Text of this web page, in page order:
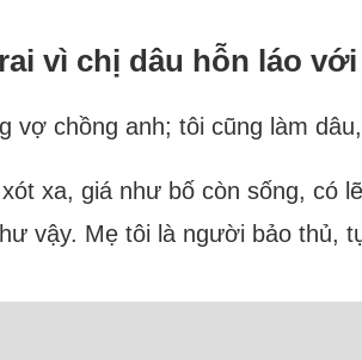
vì chị dâu hỗn láo với
chồng anh; tôi cũng làm
xa, giá như bố còn sống, có
vậy. Mẹ tôi là người bảo thủ,